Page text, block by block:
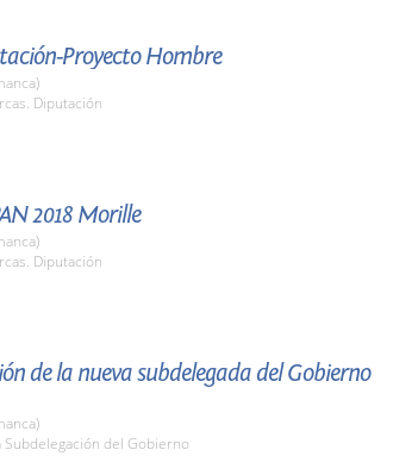
Proyecto Hombre
Diputación
2018 Morille
Diputación
de la nueva subdelegada del Gobierno
Subdelegación del Gobierno